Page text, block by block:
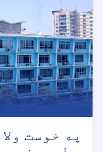
په خوست